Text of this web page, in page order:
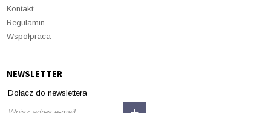
Kontakt
Regulamin
Współpraca
NEWSLETTER
Dołącz do newslettera